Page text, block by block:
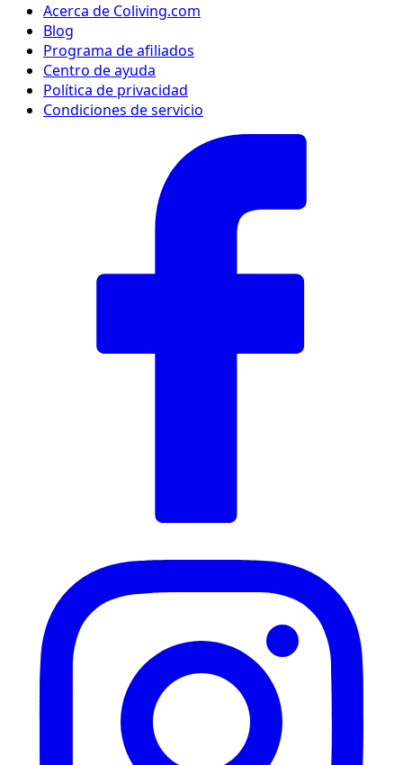
Acerca de Coliving.com
Blog
Programa de afiliados
Centro de ayuda
Política de privacidad
Condiciones de servicio